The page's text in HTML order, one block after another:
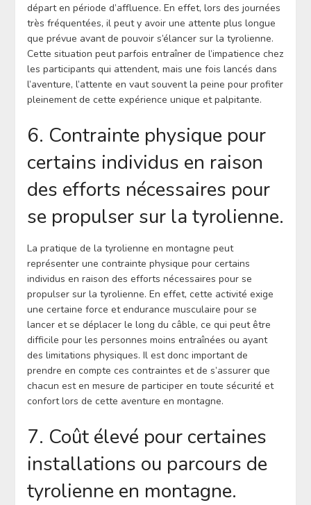
départ en période d’affluence. En effet, lors des journées
très fréquentées, il peut y avoir une attente plus longue
que prévue avant de pouvoir s’élancer sur la tyrolienne.
Cette situation peut parfois entraîner de l’impatience chez
les participants qui attendent, mais une fois lancés dans
l’aventure, l’attente en vaut souvent la peine pour profiter
pleinement de cette expérience unique et palpitante.
6. Contrainte physique pour
certains individus en raison
des efforts nécessaires pour
se propulser sur la tyrolienne.
La pratique de la tyrolienne en montagne peut
représenter une contrainte physique pour certains
individus en raison des efforts nécessaires pour se
propulser sur la tyrolienne. En effet, cette activité exige
une certaine force et endurance musculaire pour se
lancer et se déplacer le long du câble, ce qui peut être
difficile pour les personnes moins entraînées ou ayant
des limitations physiques. Il est donc important de
prendre en compte ces contraintes et de s’assurer que
chacun est en mesure de participer en toute sécurité et
confort lors de cette aventure en montagne.
7. Coût élevé pour certaines
installations ou parcours de
tyrolienne en montagne.